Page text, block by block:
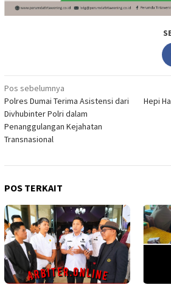
Navigasi
pos
Pos sebelumnya
Polres Dumai Terima Asistensi dari
Divhubinter Polri dalam
Penanggulangan Kejahatan
Transnasional
Hepi
POS TERKAIT